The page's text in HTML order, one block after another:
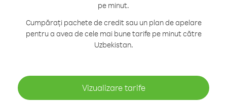
pe minut.
Cumpărați pachete de credit sau un plan de apelare
pentru a avea de cele mai bune tarife pe minut către
Uzbekistan.
Vizualizare tarife